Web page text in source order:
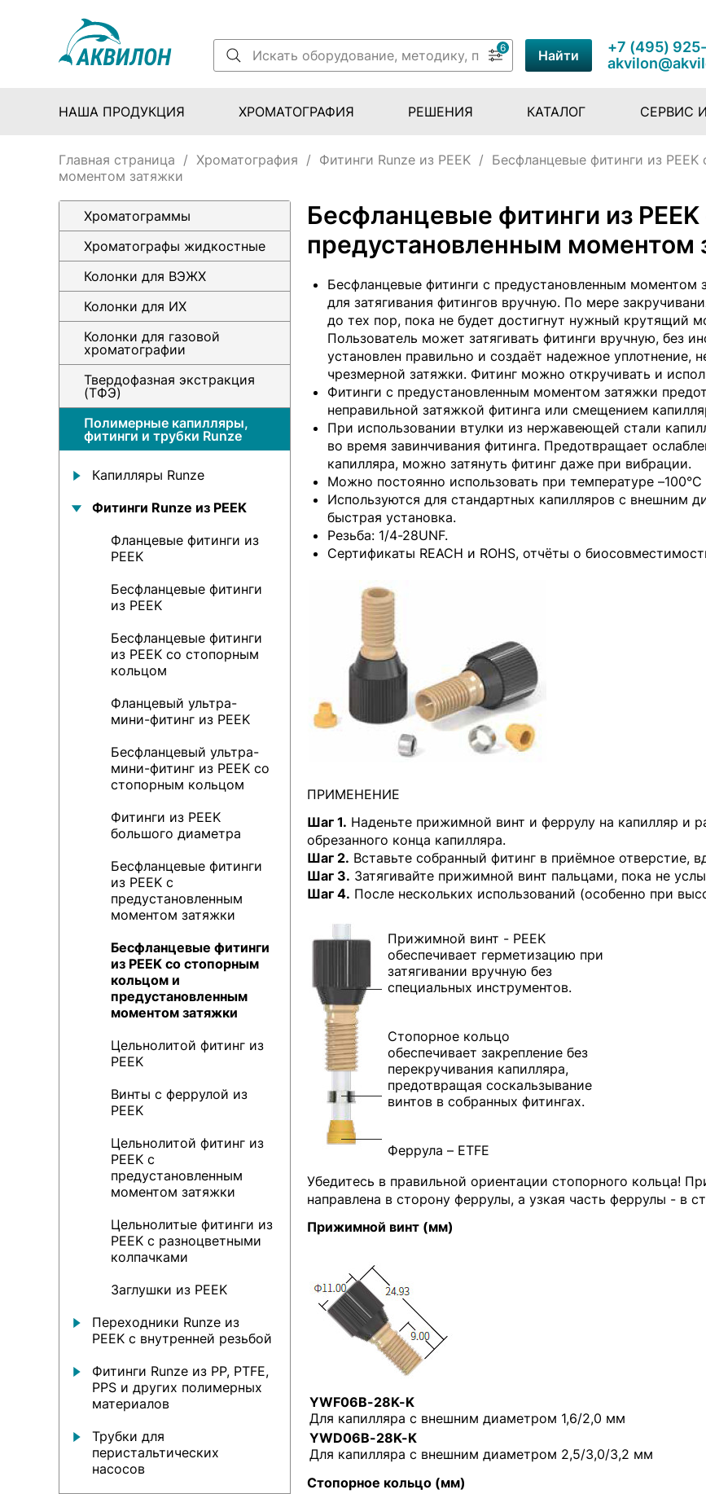
6 Найти
+7 (495)
НАША ПРОДУКЦИЯ ХРОМАТОГРАФИЯ РЕШЕНИЯ КАТАЛОГ СЕРВИС
Главная страница / Хроматография / Фитинги Runze из PEEK / Бесфланцевые фитинги из
моментом затяжки
Бесфланцевые фитинги из
предустановленным моментом
Бесфланцевые фитинги с предустановленным моментом
для затягивания фитингов вручную. По мере
до тех пор, пока не будет достигнут нужный крутящий
Пользователь может затягивать фитинги вручную, без
установлен правильно и создаёт надежное уплотнение,
чрезмерной затяжки. Фитинг можно откручивать и
Фитинги с предустановленным моментом затяжки
неправильной затяжкой фитинга или смещением
При использовании втулки из нержавеющей стали
во время завинчивания фитинга. Предотвращает
капилляра, можно затянуть фитинг даже при вибрации.
Можно постоянно использовать при температуре
Используются для стандартных капилляров с внешним
быстрая установка.
Резьба: 1/4-28UNF.
Сертификаты REACH и ROHS, отчёты о
ПРИМЕНЕНИЕ
Шаг 1. Наденьте прижимной винт и феррулу на капилляр и
обрезанного конца капилляра.
Шаг 2. Вставьте собранный фитинг в приёмное отверстие,
Шаг 3. Затягивайте прижимной винт пальцами, пока не
Шаг 4. После нескольких использований (особенно при
Прижимной винт - PEEK
обеспечивает герметизацию при
затягивании вручную без
специальных инструментов.
Стопорное кольцо
обеспечивает закрепление без
перекручивания капилляра,
предотвращая cоскальзывание
винтов в собранных фитингах.
Феррула – ETFE
Убедитесь в правильной ориентации стопорного кольца!
направлена в сторону феррулы, а узкая часть феррулы - в
Прижимной винт (мм)
YWF06B-28K-K
Для капилляра с внешним диаметром 1,6/2,0 мм
YWD06B-28K-K
Для капилляра с внешним диаметром 2,5/3,0/3,2 мм
Стопорное кольцо (мм)
Хроматограммы
Хроматографы жидкостные
Колонки для ВЭЖХ
Колонки для ИХ
Колонки для газовой
хроматографии
Твердофазная экстракция
(ТФЭ)
Полимерные капилляры,
фитинги и трубки Runze
Капилляры Runze
Фитинги Runze из PEEK
Фланцевые фитинги из
PEEK
Бесфланцевые фитинги
из PEEK
Бесфланцевые фитинги
из PEEK со стопорным
кольцом
Фланцевый ультра-
мини-фитинг из PEEK
Бесфланцевый ультра-
мини-фитинг из PEEK со
стопорным кольцом
Фитинги из PEEK
большого диаметра
Бесфланцевые фитинги
из PEEK с
предустановленным
моментом затяжки
Бесфланцевые фитинги
из PEEK со стопорным
кольцом и
предустановленным
моментом затяжки
Цельнолитой фитинг из
PEEK
Винты с феррулой из
PEEK
Цельнолитой фитинг из
PEEK с
предустановленным
моментом затяжки
Цельнолитые фитинги из
PEEK с разноцветными
колпачками
Заглушки из PEEK
Переходники Runze из
PEEK с внутренней резьбой
Фитинги Runze из PP, PTFE,
PPS и других полимерных
материалов
Трубки для
перистальтических
насосов